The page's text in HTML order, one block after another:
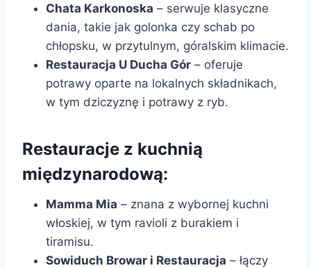
Chata Karkonoska – serwuje klasyczne
dania, takie jak golonka czy schab po
chłopsku, w przytulnym, góralskim klimacie.
Restauracja U Ducha Gór – oferuje
potrawy oparte na lokalnych składnikach,
w tym dziczyznę i potrawy z ryb.
Restauracje z kuchnią
międzynarodową:
Mamma Mia – znana z wybornej kuchni
włoskiej, w tym ravioli z burakiem i
tiramisu.
Sowiduch Browar i Restauracja – łączy